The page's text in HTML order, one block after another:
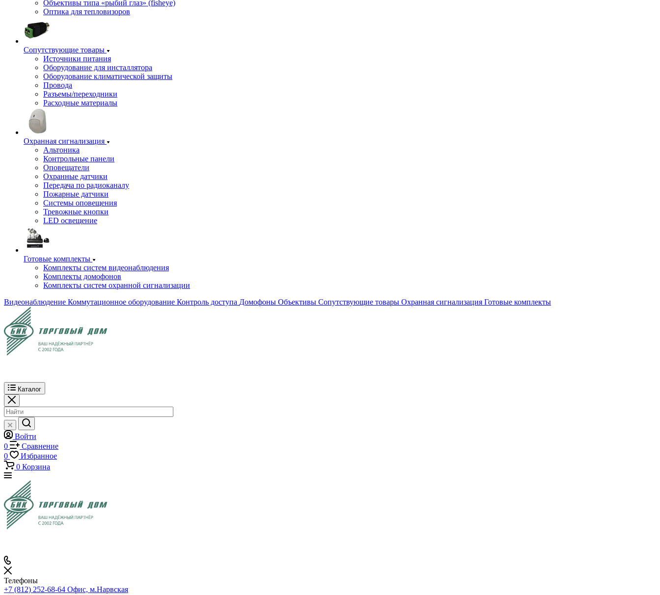
Объективы типа «рыбий глаз» (fisheye)
Оптика для тепловизоров
Сопутствующие товары
Источники питания
Оборудование для инсталлятора
Оборудование климатической защиты
Провода
Разъемы/переходники
Расходные материалы
Охранная сигнализация
Альтоника
Контрольные панели
Оповещатели
Охранные датчики
Передача по радиоканалу
Пожарные датчики
Системы оповещения
Тревожные кнопки
LED освещение
Готовые комплекты
Комплекты систем видеонаблюдения
Комплекты домофонов
Комплекты систем охранной сигнализации
Видеонаблюдение Коммутационное оборудование Контроль доступа Домофоны Объективы Сопутствующие товары Охранная сигнализация Готовые комплекты
Каталог
Войти
0
Сравнение
0
Избранное
0 Корзина
Телефоны
+7 (812) 252-68-64 Офис, м.Нарвская